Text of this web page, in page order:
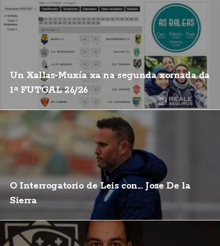
Un Xallas-Muxía xa na segunda xornada da
1ª FUTGAL 26/26
O Interrogatorio de Leis con... Jose De la
Sierra